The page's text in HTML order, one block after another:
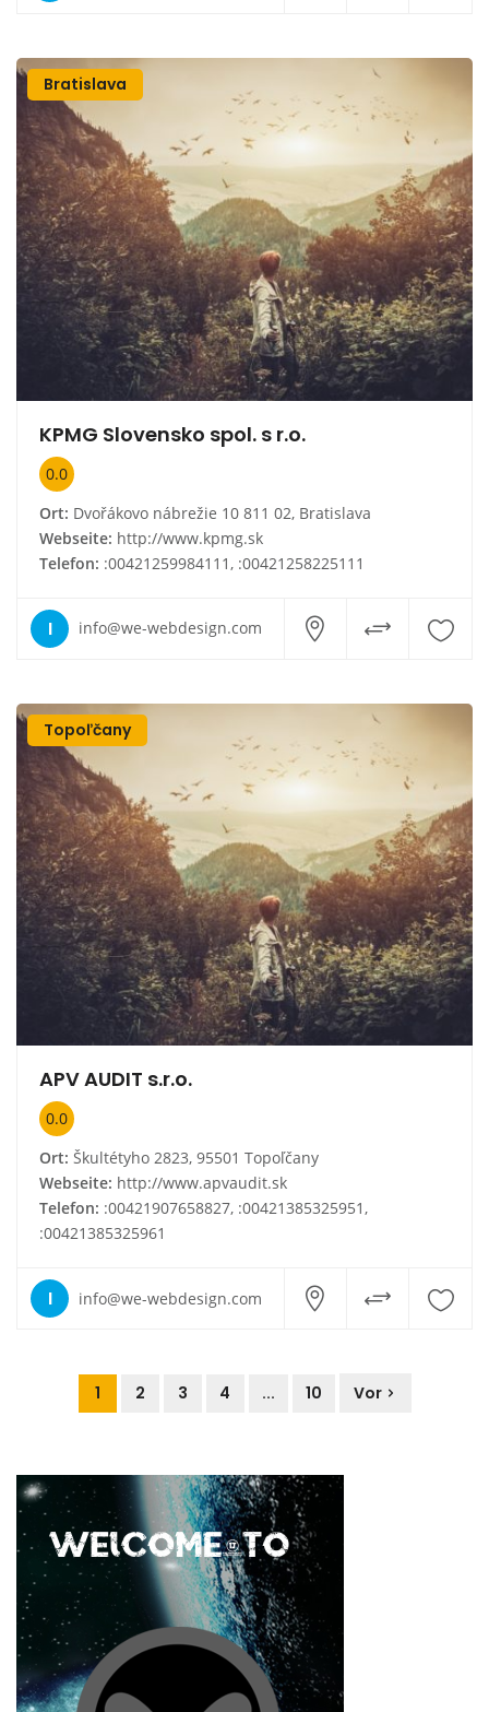
Bratislava
KPMG Slovensko spol. s r.o.
0.0
Ort: Dvořákovo nábrežie 10 811 02, Bratislava
Webseite: http://www.kpmg.sk
Telefon: :00421259984111, :00421258225111
I info@we-webdesign.com
Topoľčany
APV AUDIT s.r.o.
0.0
Ort: Škultétyho 2823, 95501 Topoľčany
Webseite: http://www.apvaudit.sk
Telefon: :00421907658827, :00421385325951,
:00421385325961
I info@we-webdesign.com
1 2 3 4 ... 10 Vor